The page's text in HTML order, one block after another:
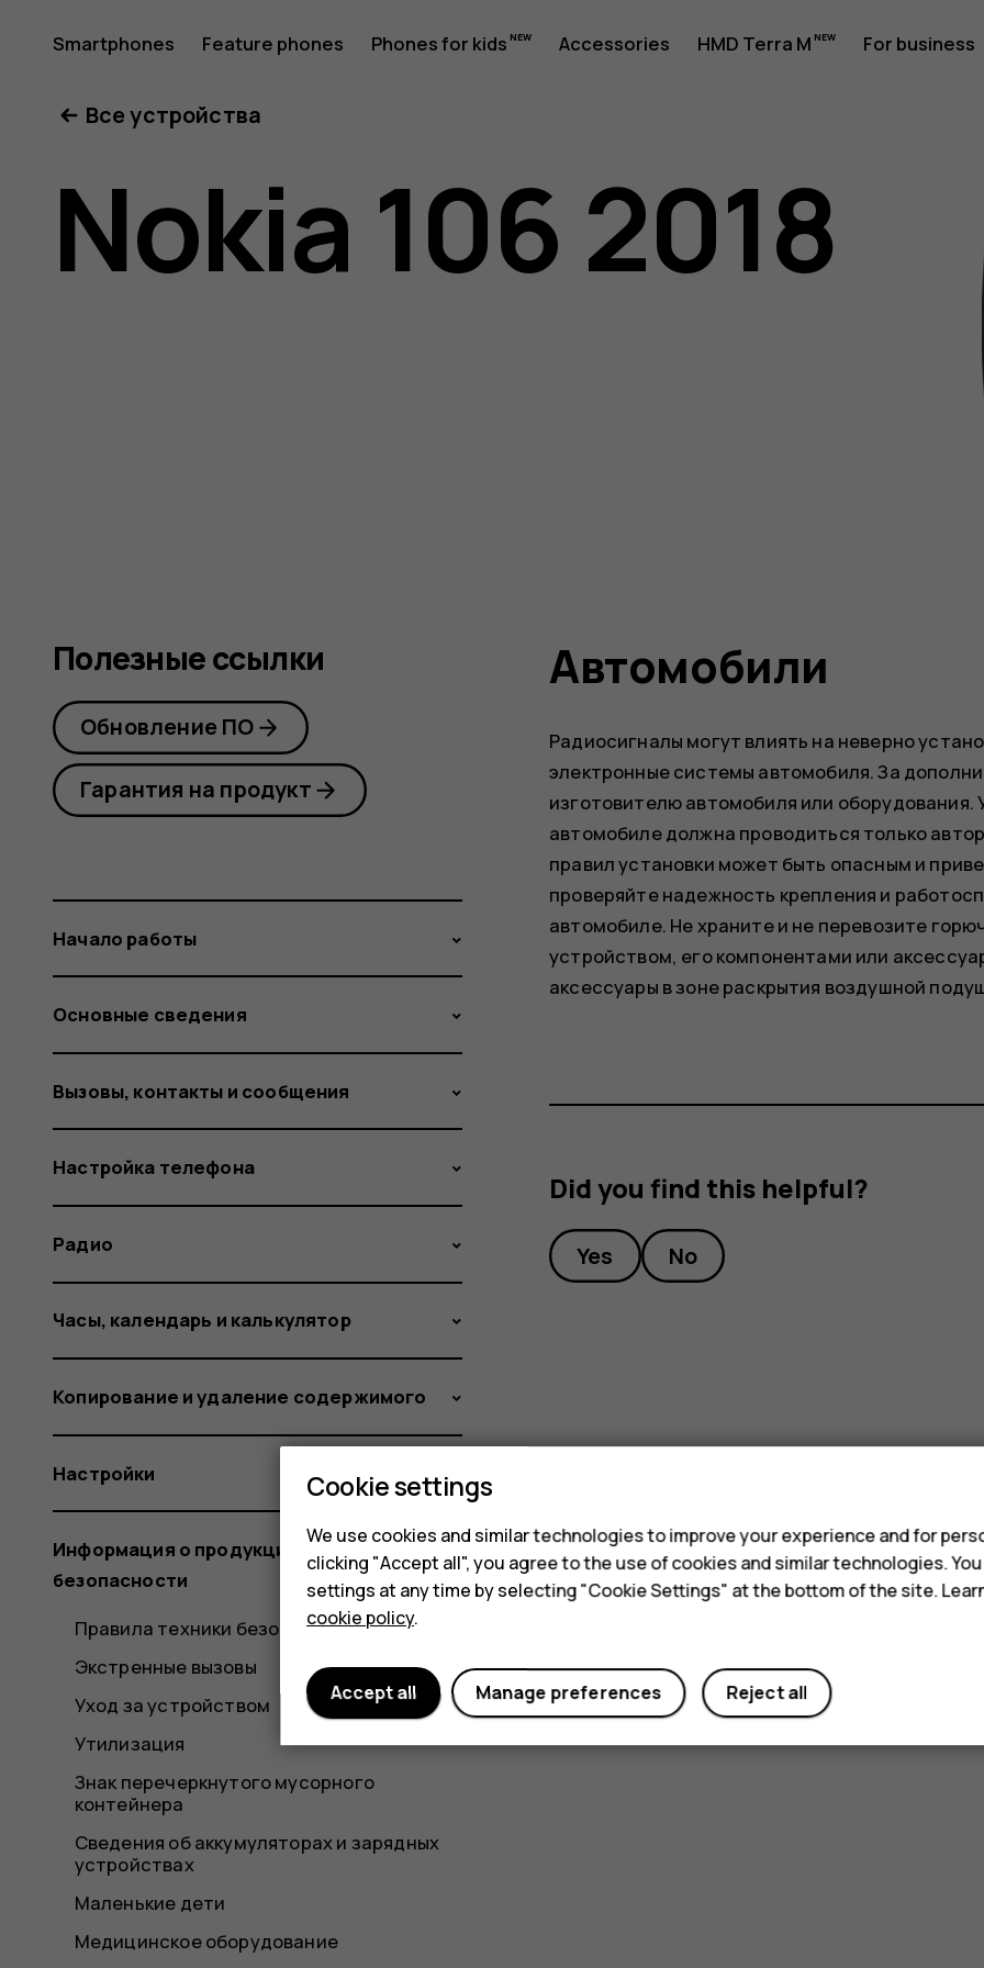
Nokia
106
(2018)
Smartphones Feature phones Phones for kids Accessories HMD Terra M For business
Все устройства
Nokia 106 2018
Автомобили
Радиосигналы могут влиять на неверно
электронные системы автомобиля. За
изготовителю автомобиля или оборудования.
автомобиле должна проводиться только
правил установки может быть опасным и
проверяйте надежность крепления и
автомобиле. Не храните и не перевозите
устройством, его компонентами или
аксессуары в зоне раскрытия воздушной
Did you find this helpful?
Yes No
Полезные ссылки
Обновление ПО
Гарантия на продукт
Начало работы
Основные сведения
Вызовы, контакты и сообщения
Настройка телефона
Радио
Часы, календарь и калькулятор
Копирование и удаление содержимого
Настройки
Информация о продукции и технике
безопасности
Правила техники безопасности
Экстренные вызовы
Уход за устройством
Утилизация
Знак перечеркнутого мусорного
контейнера
Сведения об аккумуляторах и зарядных
устройствах
Маленькие дети
Медицинское оборудование
Cookie settings
We use cookies and similar technologies to improve your experience and for
clicking "Accept all", you agree to the use of cookies and similar technologies.
settings at any time by selecting "Cookie Settings" at the bottom of the site.
cookie policy.
Reject all
Manage preferences
Accept all